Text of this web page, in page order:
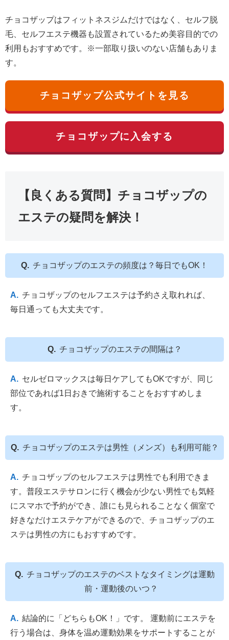
チョコザップはフィットネスジムだけではなく、セルフ脱
毛、セルフエステ機器も設置されているため美容目的での
利用もおすすめです。※一部取り扱いのない店舗もありま
す。
チョコザップ公式サイトを見る
チョコザップに入会する
【良くある質問】チョコザップの
エステの疑問を解決！
チョコザップのエステの頻度は？毎日でもOK！
チョコザップのセルフエステは予約さえ取れれば、
毎日通っても大丈夫です。
チョコザップのエステの間隔は？
セルゼロマックスは毎日ケアしてもOKですが、同じ
部位であれば1日おきで施術することをおすすめしま
す。
チョコザップのエステは男性（メンズ）も利用可能？
チョコザップのセルフエステは男性でも利用できま
す。普段エステサロンに行く機会が少ない男性でも気軽
にスマホで予約ができ、誰にも見られることなく個室で
好きなだけエステケアができるので、チョコザップのエ
ステは男性の方にもおすすめです。
チョコザップのエステのベストなタイミングは運動
前・運動後のいつ？
結論的に「どちらもOK！」です。 運動前にエステを
行う場合は、身体を温め運動効果をサポートすることが